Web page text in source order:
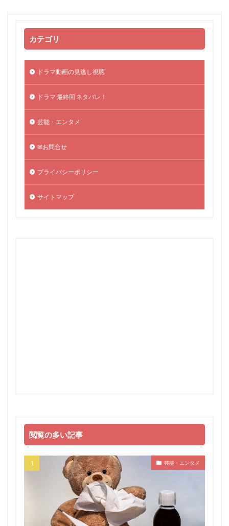
カテゴリ
ドラマ動画の見逃し視聴
ドラマ 最終回 ネタバレ！
芸能・エンタメ
✉お問合せ
プライバシーポリシー
サイトマップ
閲覧の多い記事
芸能・エンタメ